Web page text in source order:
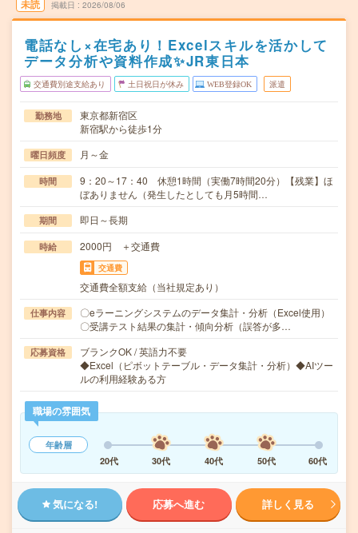
未読 掲載日 2026/08/06
電話なし×在宅あり！Excelスキルを活かして
データ分析や資料作成✨JR東日本
交通費別途支給あり 土日祝日が休み WEB登録OK 派遣
勤務地
東京都新宿区
新宿駅から徒歩1分
曜日頻度 月～金
時間
9：20～17：40 休憩1時間（実働7時間20分）【残業】ほ
ぼありません（発生したとしても月5時間…
期間 即日～長期
時給 2000円 ＋交通費
交通費
交通費全額支給（当社規定あり）
仕事内容
〇eラーニングシステムのデータ集計・分析（Excel使用）
〇受講テスト結果の集計・傾向分析（誤答が多…
応募資格
ブランクOK / 英語力不要
◆Excel（ピボットテーブル・データ集計・分析）◆AIツー
ルの利用経験ある方
職場の雰囲気
年齢層
20代
30代 40代 50代 60代
気になる! 応募へ進む 詳しく見る